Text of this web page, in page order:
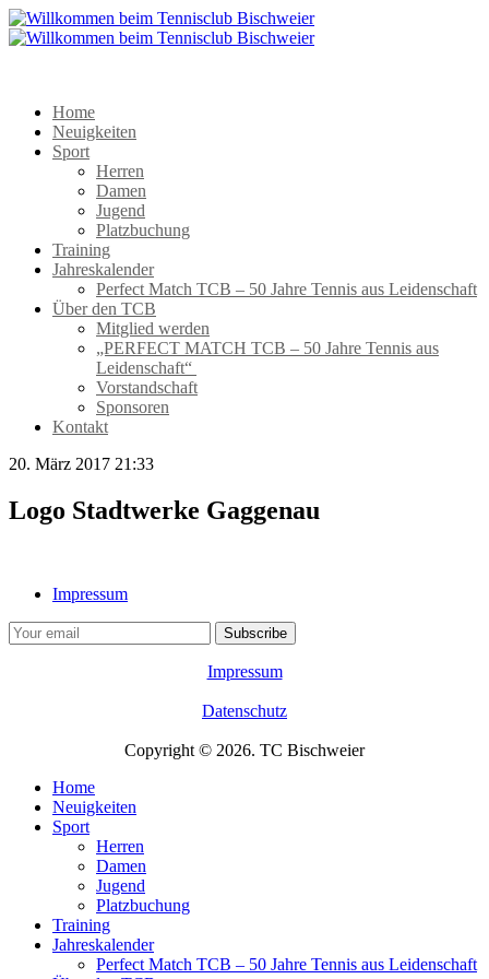
Home
Neuigkeiten
Sport
Herren
Damen
Jugend
Platzbuchung
Training
Jahreskalender
Perfect Match TCB – 50 Jahre Tennis aus Leidenschaft
Über den TCB
Mitglied werden
„PERFECT MATCH TCB – 50 Jahre Tennis aus
Leidenschaft“
Vorstandschaft
Sponsoren
Kontakt
20. März 2017 21:33
Logo Stadtwerke Gaggenau
Impressum
Impressum
Datenschutz
Copyright © 2026. TC Bischweier
Home
Neuigkeiten
Sport
Herren
Damen
Jugend
Platzbuchung
Training
Jahreskalender
Perfect Match TCB – 50 Jahre Tennis aus Leidenschaft